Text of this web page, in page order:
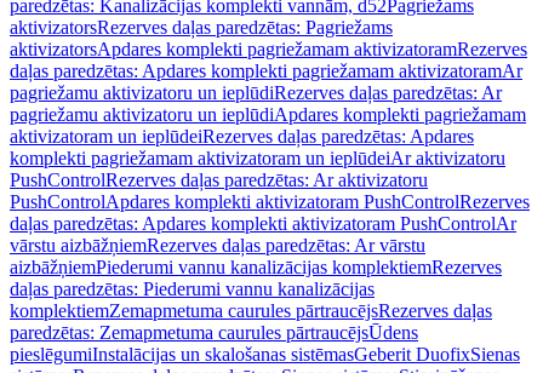
paredzētas: Kanalizācijas komplekti vannām, d52Pagriežams
aktivizatorsRezerves daļas paredzētas: Pagriežams
aktivizatorsApdares komplekti pagriežamam aktivizatoramRezerves
daļas paredzētas: Apdares komplekti pagriežamam aktivizatoramAr
pagriežamu aktivizatoru un ieplūdiRezerves daļas paredzētas: Ar
pagriežamu aktivizatoru un ieplūdiApdares komplekti pagriežamam
aktivizatoram un ieplūdeiRezerves daļas paredzētas: Apdares
komplekti pagriežamam aktivizatoram un ieplūdeiAr aktivizatoru
PushControlRezerves daļas paredzētas: Ar aktivizatoru
PushControlApdares komplekti aktivizatoram PushControlRezerves
daļas paredzētas: Apdares komplekti aktivizatoram PushControlAr
vārstu aizbāžņiemRezerves daļas paredzētas: Ar vārstu
aizbāžņiemPiederumi vannu kanalizācijas komplektiemRezerves
daļas paredzētas: Piederumi vannu kanalizācijas
komplektiemZemapmetuma caurules pārtraucējsRezerves daļas
paredzētas: Zemapmetuma caurules pārtraucējsŪdens
pieslēgumiInstalācijas un skalošanas sistēmasGeberit DuofixSienas